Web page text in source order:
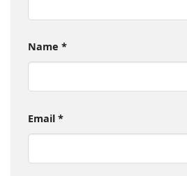
Name *
Email *